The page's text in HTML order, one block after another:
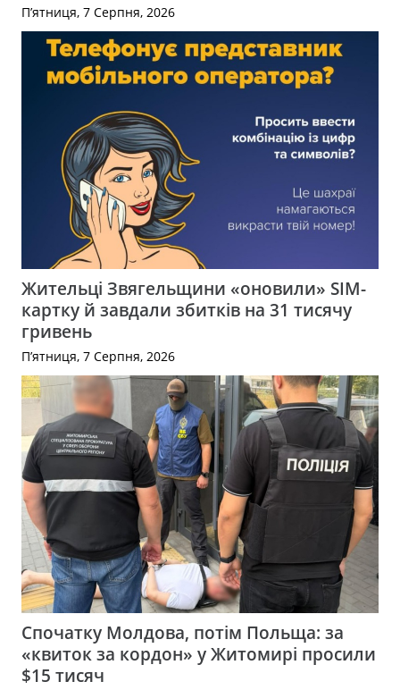
П’ятниця, 7 Серпня, 2026
Жительці Звягельщини «оновили» SIM-
картку й завдали збитків на 31 тисячу
гривень
П’ятниця, 7 Серпня, 2026
Спочатку Молдова, потім Польща: за
«квиток за кордон» у Житомирі просили
$15 тисяч